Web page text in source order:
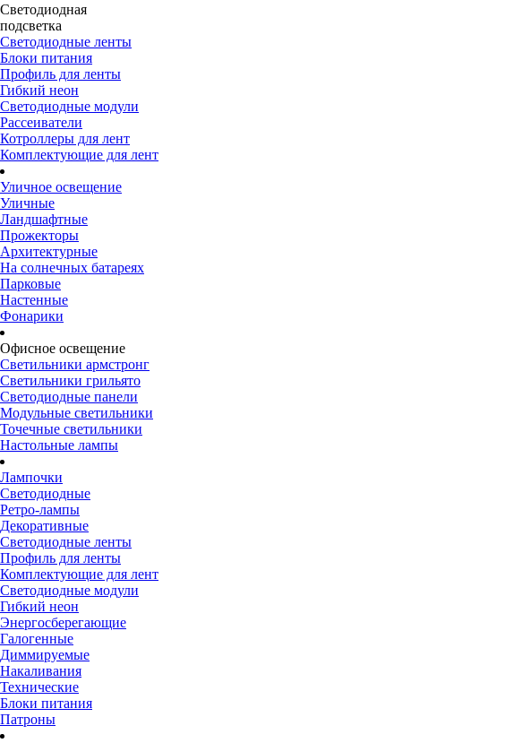
Светодиодная
подсветка
Светодиодные ленты
Блоки питания
Профиль для ленты
Гибкий неон
Светодиодные модули
Рассеиватели
Котроллеры для лент
Комплектующие для лент
Уличное освещение
Уличные
Ландшафтные
Прожекторы
Архитектурные
На солнечных батареях
Парковые
Настенные
Фонарики
Офисное освещение
Светильники армстронг
Светильники грильято
Светодиодные панели
Модульные светильники
Точечные светильники
Настольные лампы
Лампочки
Светодиодные
Ретро-лампы
Декоративные
Светодиодные ленты
Профиль для ленты
Комплектующие для лент
Светодиодные модули
Гибкий неон
Энергосберегающие
Галогенные
Диммируемые
Накаливания
Технические
Блоки питания
Патроны